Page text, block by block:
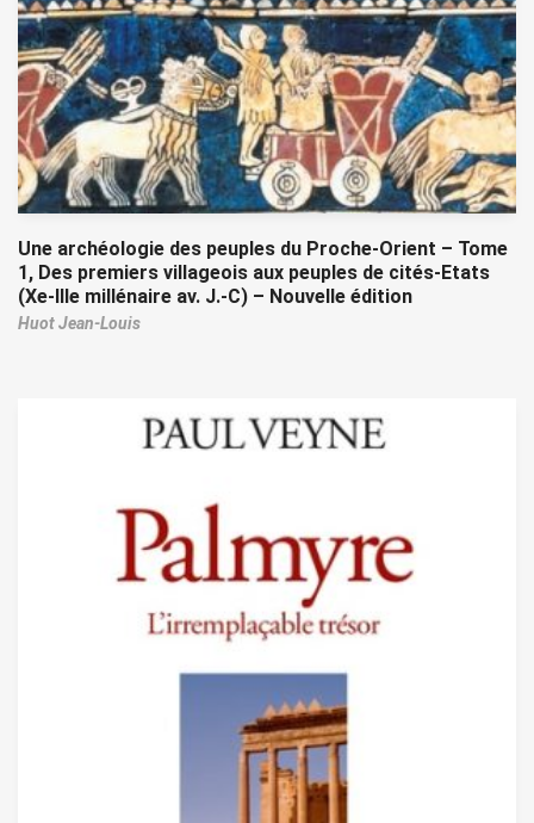
Une archéologie des peuples du Proche-Orient – Tome
1, Des premiers villageois aux peuples de cités-Etats
(Xe-IIIe millénaire av. J.-C) – Nouvelle édition
Huot Jean-Louis